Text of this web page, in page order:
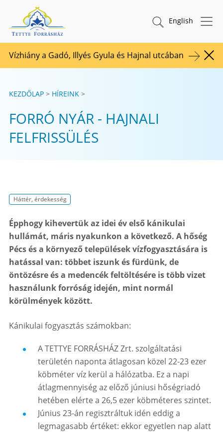
Tovább a tartalomhoz
TETTYE FORRÁSHÁZ Zrt. Keresés indítása
English
Vízhiány a Gadó, Illyés Gyula és Hajnal utcában
KEZDŐLAP HÍREINK
FORRÓ NYÁR - HAJNALI
FELFRISSÜLÉS
Háttér, érdekesség
Épphogy kihevertük az idei év első kánikulai
hullámát, máris nyakunkon a következő. A hőség
Pécs és a környező települések vízfogyasztására is
hatással van: többet iszunk és fürdünk, de
öntözésre és a medencék feltöltésére is több vizet
használunk forróság idején, mint normál
körülmények között.
Kánikulai fogyasztás számokban:
A TETTYE FORRÁSHÁZ Zrt. szolgáltatási
területén naponta átlagosan közel 22-23 ezer
köbméter víz kerül a hálózatba. Ez a napi
átlagmennyiség az előző júniusi hőségriadó
hetében elérte a 26,5 ezer köbméteres szintet.
Június 23-án regisztráltuk idén eddig a
legmagasabb értéket: ekkor egyetlen nap alatt